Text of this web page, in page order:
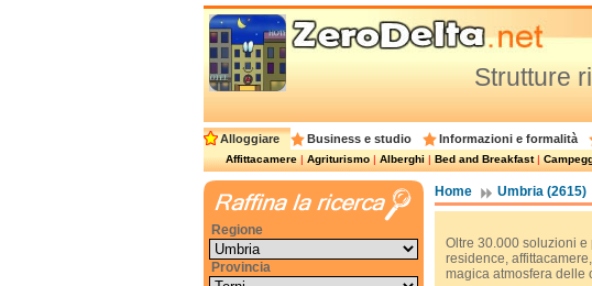
Strutture
Alloggiare Business e studio Informazioni e formalità
Affittacamere|Agriturismo|Alberghi|Bed and Breakfast|
Home Umbria (2615)
Oltre 30.000 soluzioni
residence,
magica atmosfera delle
Regione
Provincia